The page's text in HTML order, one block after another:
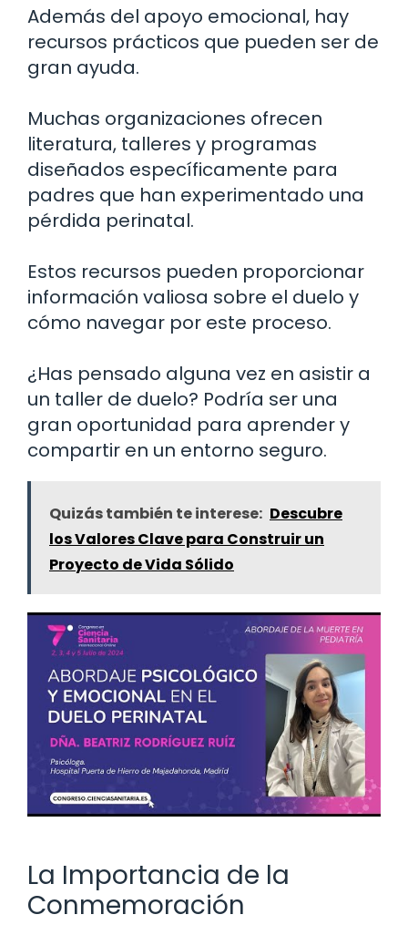
Además del apoyo emocional, hay
recursos prácticos que pueden ser de
gran ayuda.
Muchas organizaciones ofrecen
literatura, talleres y programas
diseñados específicamente para
padres que han experimentado una
pérdida perinatal.
Estos recursos pueden proporcionar
información valiosa sobre el duelo y
cómo navegar por este proceso.
¿Has pensado alguna vez en asistir a
un taller de duelo? Podría ser una
gran oportunidad para aprender y
compartir en un entorno seguro.
Quizás también te interese: Descubre
los Valores Clave para Construir un
Proyecto de Vida Sólido
La Importancia de la
Conmemoración